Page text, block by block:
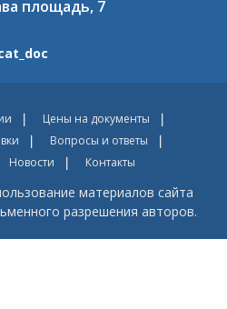
площадь, 7
Цены на документы
Вопросы и ответы
Новости Контакты
материалов сайта
разрешения авторов.